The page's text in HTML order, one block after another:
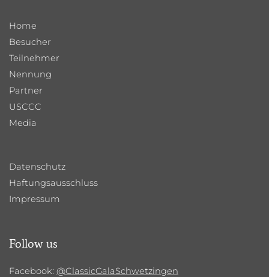
Home
Besucher
Teilnehmer
Nennung
Partner
USCCC
Media
Datenschutz
Haftungsausschluss
Impressum
Follow us
Facebook: @ClassicGalaSchwetzingen